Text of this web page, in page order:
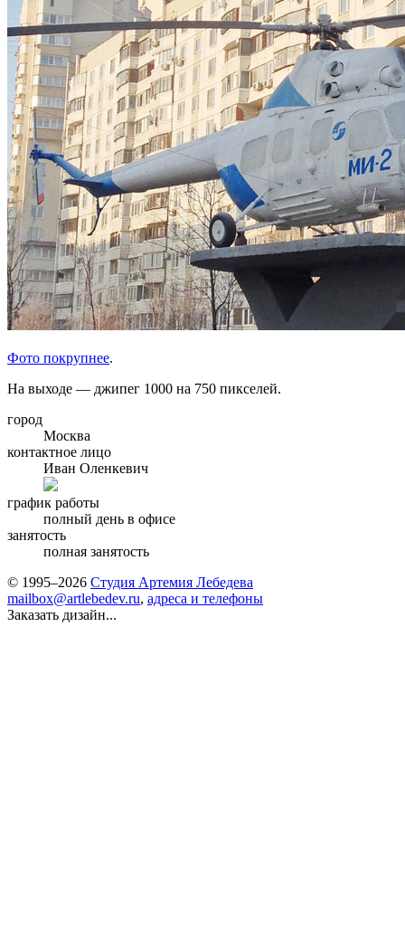
Фото покрупнее.
На выходе — джипег 1000 на 750 пикселей.
город
Москва
контактное лицо
Иван Оленкевич
график работы
полный день в офисе
занятость
полная занятость
© 1995–2026 Студия Артемия Лебедева
mailbox@artlebedev.ru, адреса и телефоны
Заказать дизайн...